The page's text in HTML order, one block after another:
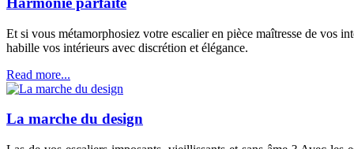
Et si vous métamorphosiez votre escalier en pièce maîtresse de
habille vos intérieurs avec discrétion et élégance.
Read more...
La marche du design